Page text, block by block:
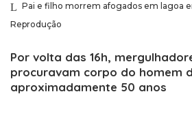
Pai e filho morrem afogados em lagoa
Reprodução
Por volta das 16h,
procuravam corpo do homem
aproximadamente 50 anos